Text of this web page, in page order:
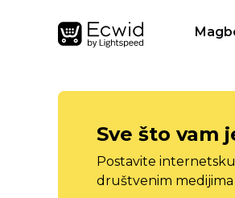
Sve što vam
Postavite
društvenim medijima